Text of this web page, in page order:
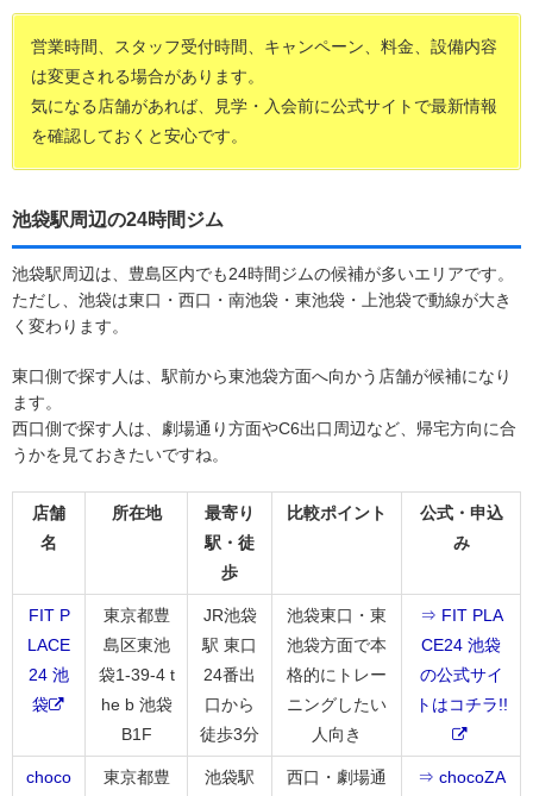
営業時間、スタッフ受付時間、キャンペーン、料金、設備内容
は変更される場合があります。
気になる店舗があれば、見学・入会前に公式サイトで最新情報
を確認しておくと安心です。
池袋駅周辺の24時間ジム
池袋駅周辺は、豊島区内でも24時間ジムの候補が多いエリアです。
ただし、池袋は東口・西口・南池袋・東池袋・上池袋で動線が大き
く変わります。
東口側で探す人は、駅前から東池袋方面へ向かう店舗が候補になり
ます。
西口側で探す人は、劇場通り方面やC6出口周辺など、帰宅方向に合
うかを見ておきたいですね。
店舗
名
所在地
最寄り
駅・徒
歩
比較ポイント
公式・申込
み
FIT P
LACE
24 池
袋
東京都豊
島区東池
袋1-39-4 t
he b 池袋
B1F
JR池袋
駅 東口
24番出
口から
徒歩3分
池袋東口・東
池袋方面で本
格的にトレー
ニングしたい
人向き
⇒ FIT PLA
CE24 池袋
の公式サイ
トはコチラ!!
choco
東京都豊
池袋駅
西口・劇場通
⇒ chocoZA